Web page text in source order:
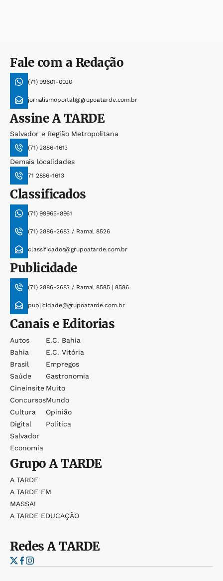
Fale com a Redação
(71) 99601-0020
jornalismoportal@grupoatarde.com.br
AssineA TARDE
Salvador e Região Metropolitana
(71) 2886-1613
Demais localidades
71 2886-1613
Classificados
(71) 99965-8961
(71) 2886-2683 / Ramal 8526
classificados@grupoatarde.com.br
Publicidade
(71) 2886-2683 / Ramal 8585 | 8586
publicidade@grupoatarde.com.br
Canais e Editorias
Autos
Bahia
Brasil
Saúde
Cineinsite
Concursos
Cultura
Digital
Salvador
Economia
E.c. Bahia
E.c. Vitória
Empregos
Gastronomia
Muito
Mundo
Opinião
Política
GrupoA TARDE
A TARDE
A TARDE FM
MASSA!
A TARDE EDUCAÇÃO
RedesA TARDE